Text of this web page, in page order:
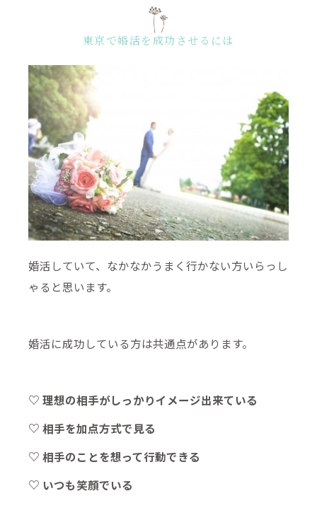
東京で婚活を成功させるには
婚活していて、なかなかうまく行かない方いらっし
ゃると思います。
婚活に成功している方は共通点があります。
♡ 理想の相手がしっかりイメージ出来ている
♡ 相手を加点方式で見る
♡ 相手のことを想って行動できる
♡ いつも笑顔でいる